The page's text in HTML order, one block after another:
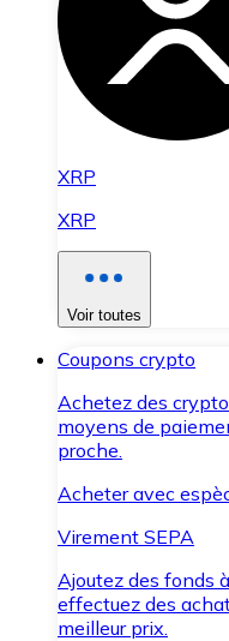
XRP
XRP
Voir toutes
Coupons crypto
Achetez des
moyens de
proche.
Acheter avec
Virement SEPA
Ajoutez des fonds
effectuez des
meilleur prix.